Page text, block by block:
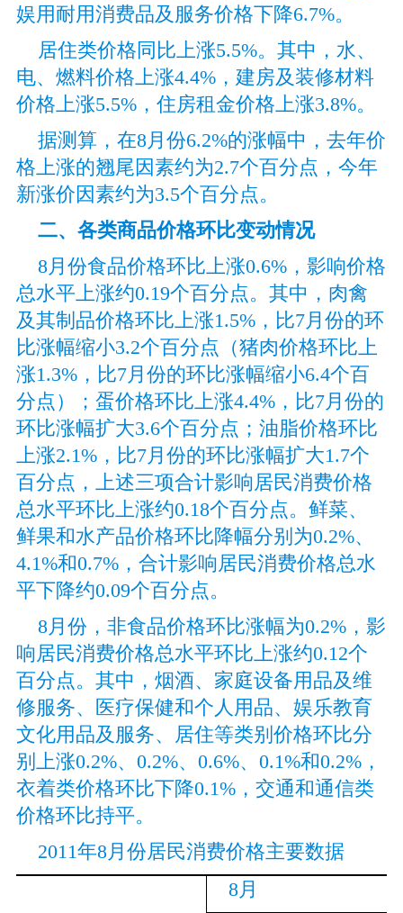
娱用耐用消费品及服务价格下降6.7%。
居住类价格同比上涨5.5%。其中，水、
电、燃料价格上涨4.4%，建房及装修材料
价格上涨5.5%，住房租金价格上涨3.8%。
据测算，在8月份6.2%的涨幅中，去年价
格上涨的翘尾因素约为2.7个百分点，今年
新涨价因素约为3.5个百分点。
二、各类商品价格环比变动情况
8月份食品价格环比上涨0.6%，影响价格
总水平上涨约0.19个百分点。其中，肉禽
及其制品价格环比上涨1.5%，比7月份的环
比涨幅缩小3.2个百分点（猪肉价格环比上
涨1.3%，比7月份的环比涨幅缩小6.4个百
分点）；蛋价格环比上涨4.4%，比7月份的
环比涨幅扩大3.6个百分点；油脂价格环比
上涨2.1%，比7月份的环比涨幅扩大1.7个
百分点，上述三项合计影响居民消费价格
总水平环比上涨约0.18个百分点。鲜菜、
鲜果和水产品价格环比降幅分别为0.2%、
4.1%和0.7%，合计影响居民消费价格总水
平下降约0.09个百分点。
8月份，非食品价格环比涨幅为0.2%，影
响居民消费价格总水平环比上涨约0.12个
百分点。其中，烟酒、家庭设备用品及维
修服务、医疗保健和个人用品、娱乐教育
文化用品及服务、居住等类别价格环比分
别上涨0.2%、0.2%、0.6%、0.1%和0.2%，
衣着类价格环比下降0.1%，交通和通信类
价格环比持平。
2011年8月份居民消费价格主要数据
8月